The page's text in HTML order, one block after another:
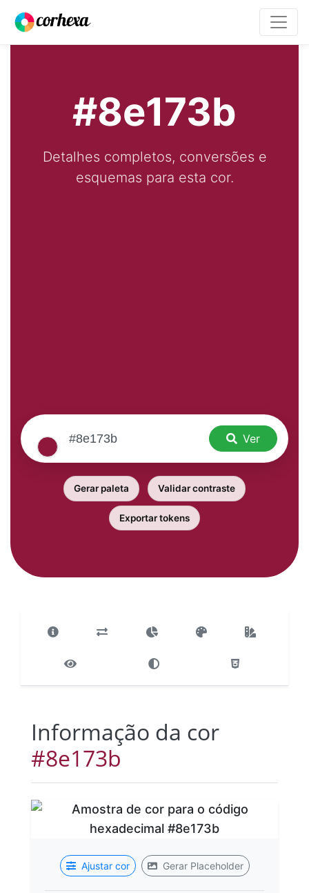
#8e173b
Detalhes completos, conversões e
esquemas para esta cor.
Ver
Gerar paleta Validar contraste
Exportar tokens
Informação da cor
#8e173b
Ajustar cor Gerar Placeholder